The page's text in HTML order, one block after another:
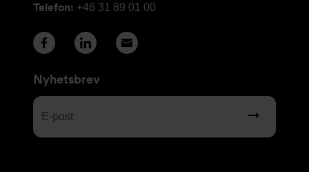
Telefon: +46 31 89 01 00
Nyhetsbrev
E-
post
(Obligatoriskt)